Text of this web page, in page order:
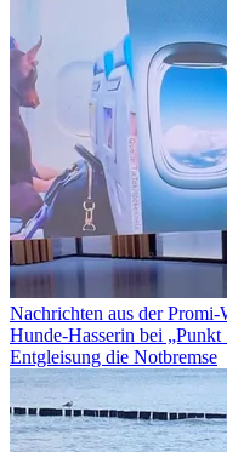
Nachrichten aus der Promi-
Hunde-Hasserin bei
Entgleisung die Notbremse